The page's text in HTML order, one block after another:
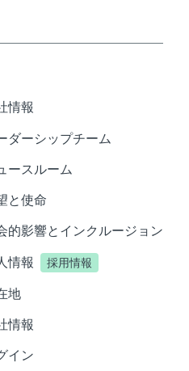
情報
ダーシップチーム
ースルーム
と使命
的影響とインクルージョン
情報
採用情報
地
情報
イン